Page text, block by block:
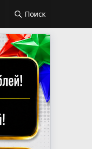
Поиск